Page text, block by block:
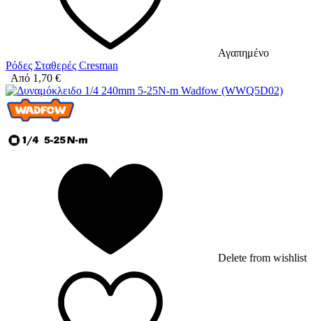
Αγαπημένο
Ρόδες Σταθερές Cresman
Από 1,70 €
Delete from wishlist